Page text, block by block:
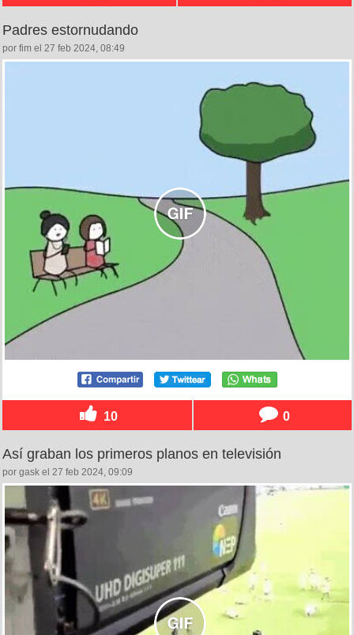
Padres estornudando
por fim el 27 feb 2024, 08:49
10 0
Así graban los primeros planos en televisión
por gask el 27 feb 2024, 09:09